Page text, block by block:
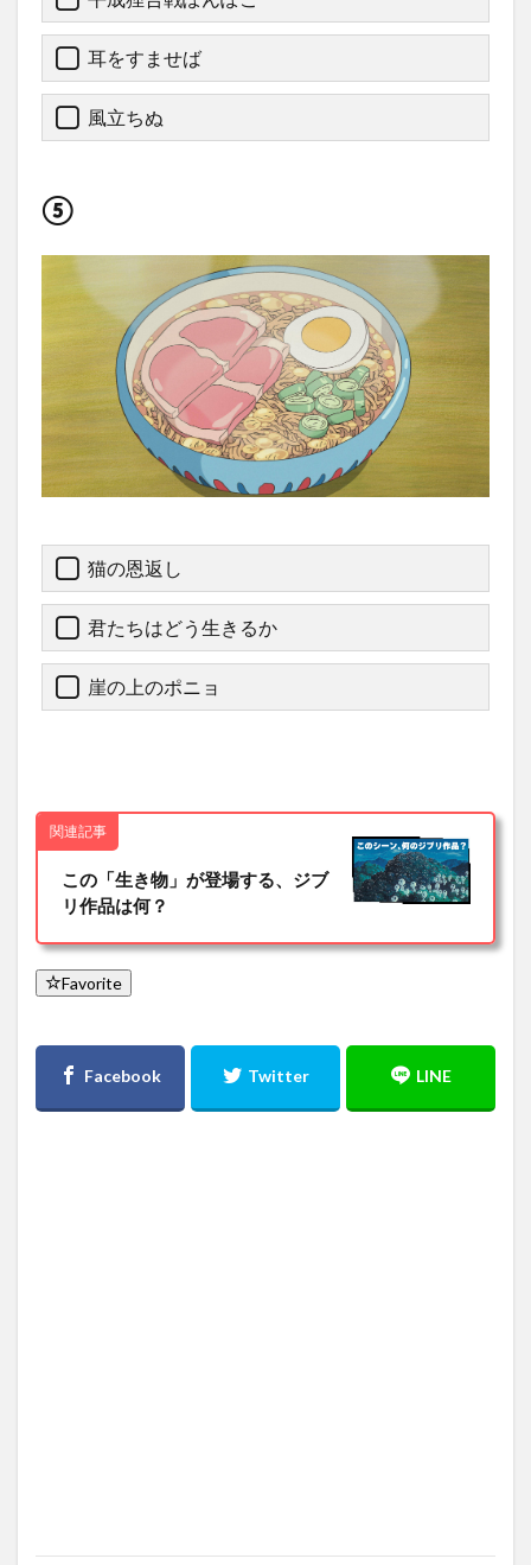
耳をすませば
風立ちぬ
⑤
猫の恩返し
君たちはどう生きるか
崖の上のポニョ
関連記事
この「生き物」が登場する、ジブ
リ作品は何？
Favorite